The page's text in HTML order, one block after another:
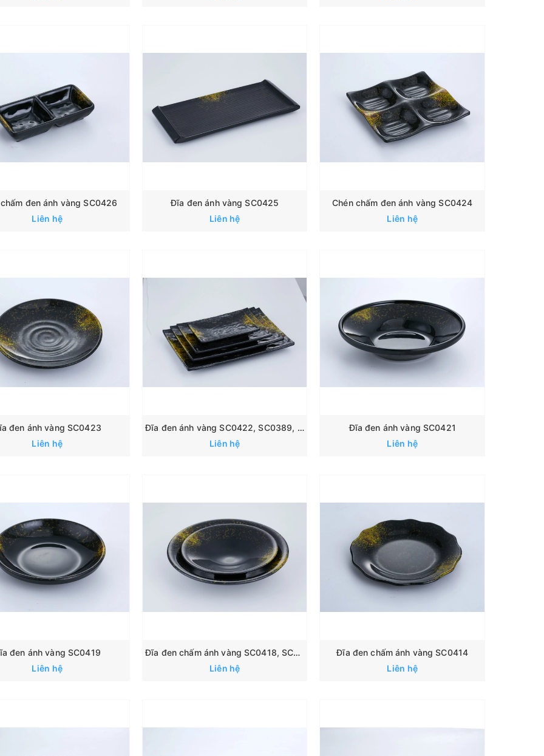
đen ánh vàng SC0426
Liên hệ
Đĩa đen ánh vàng SC0425
Liên hệ
Chén chấm đen ánh vàng SC0424
Liên hệ
đen ánh vàng SC0423
Liên hệ
Đĩa đen ánh vàng SC0422, SC0389, SC0390, SC0391
Liên hệ
Đĩa đen ánh vàng SC0421
Liên hệ
đen ánh vàng SC0419
Liên hệ
Đĩa đen chấm ánh vàng SC0418, SC0420
Liên hệ
Đĩa đen chấm ánh vàng SC0414
Liên hệ